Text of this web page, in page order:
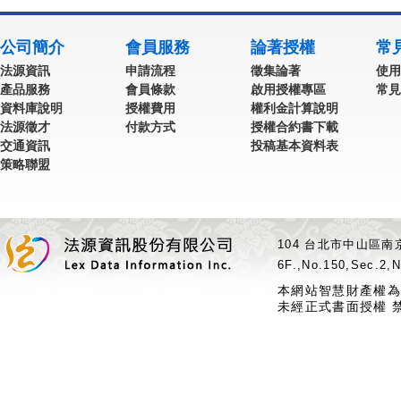
公司簡介
法源資訊
產品服務
資料庫說明
法源徵才
交通資訊
策略聯盟
會員服務
申請流程
會員條款
授權費用
付款方式
論著授權
徵集論著
啟用授權專區
權利金計算說明
授權合約書下載
投稿基本資料表
常
使
常
104 台北市中山區
本網站智慧財產權
未經正式書面授權